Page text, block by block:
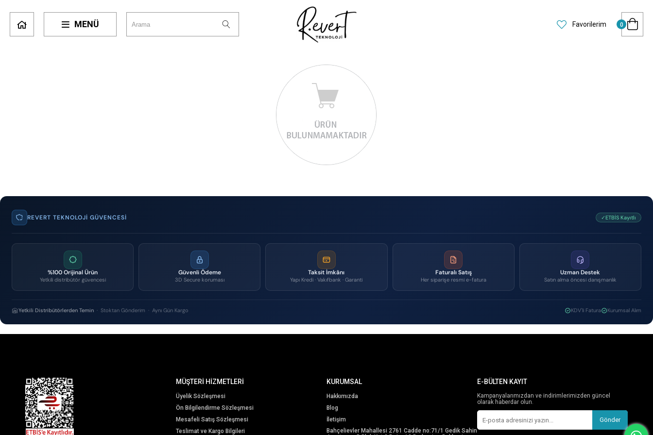
MENÜ Favorilerim 0
REVERT TEKNOLOJI GÜVENCESI ✓ETBİS Kayıtlı
%100 Orijinal Ürün
Yetkili distribütör güvencesi
Güvenli Ödeme
3D Secure koruması
Taksit İmkânı
Yapı Kredi · Vakıfbank · Garanti
Faturalı Satış
Her siparişe resmi e-fatura
Uzman Destek
Satın alma öncesi danışmanlık
Yetkili Distribütörlerden Temin · Stoktan Gönderim · Aynı Gün Kargo KDV'li Fatura Kurumsal Alım
MÜŞTERİ HİZMETLERİ
Üyelik Sözleşmesi
Ön Bilgilendirme Sözleşmesi
Mesafeli Satış Sözleşmesi
Teslimat ve Kargo Bilgileri
KURUMSAL
Hakkımızda
Blog
İletişim
Bahçelievler Mahallesi 2761 Cadde no:71/1 Gedik Sahin
E-BÜLTEN KAYIT
Kampanyalarımızdan ve indirimlerimizden güncel
olarak haberdar olun.
Gönder